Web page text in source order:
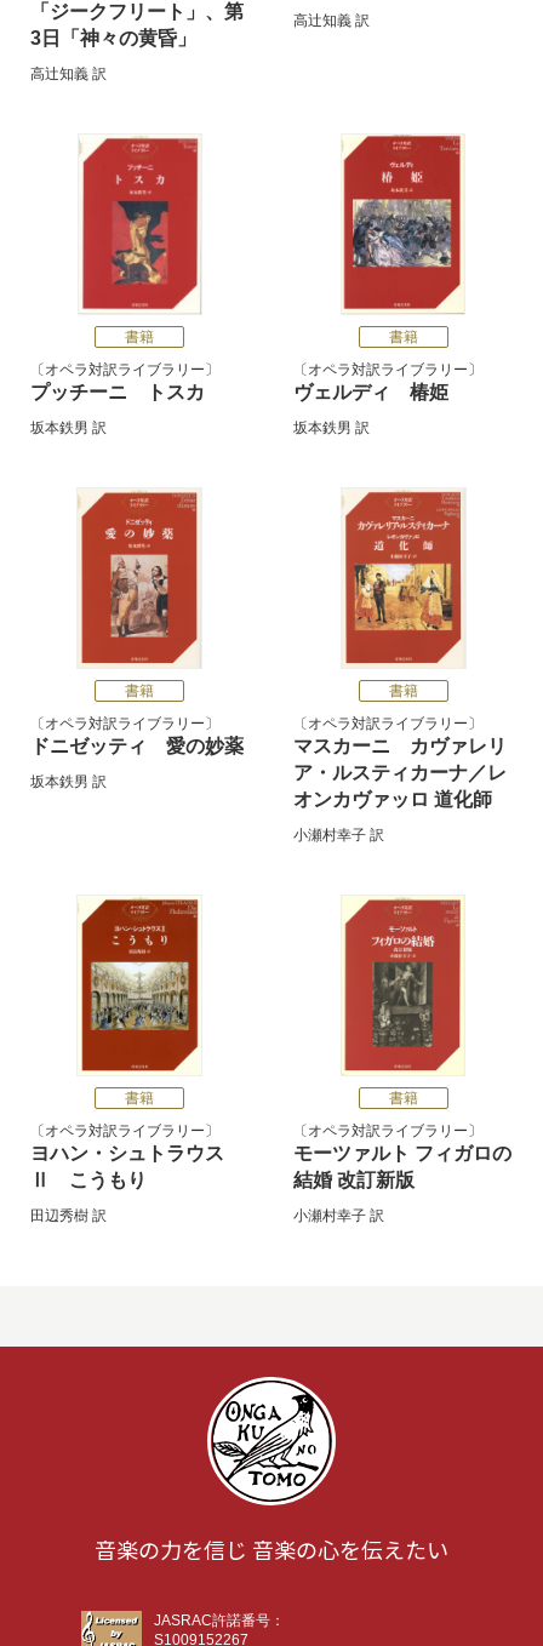
「ジークフリート」、第
3日「神々の黄昏」
高辻知義 訳
高辻知義 訳
書籍
オペラ対訳ライブラリー
プッチーニ トスカ
坂本鉄男 訳
書籍
オペラ対訳ライブラリー
ヴェルディ 椿姫
坂本鉄男 訳
書籍
オペラ対訳ライブラリー
ドニゼッティ 愛の妙薬
坂本鉄男 訳
書籍
オペラ対訳ライブラリー
マスカーニ カヴァレリ
ア・ルスティカーナ／レ
オンカヴァッロ 道化師
小瀬村幸子 訳
書籍
オペラ対訳ライブラリー
ヨハン・シュトラウス
Ⅱ こうもり
田辺秀樹 訳
書籍
オペラ対訳ライブラリー
モーツァルト フィガロの
結婚 改訂新版
小瀬村幸子 訳
音楽の力を信じ 音楽の心を伝えたい
JASRAC許諾番号：
S1009152267